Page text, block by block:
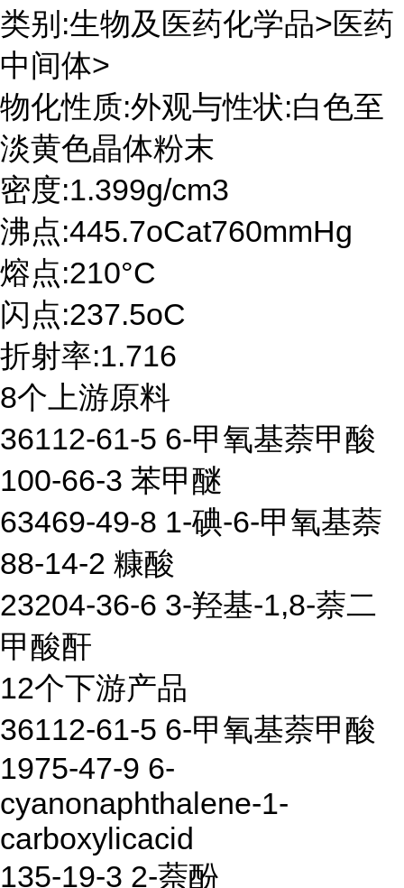
类别:生物及医药化学品>医药
中间体>
物化性质:外观与性状:白色至
淡黄色晶体粉末
密度:1.399g/cm3
沸点:445.7oCat760mmHg
熔点:210°C
闪点:237.5oC
折射率:1.716
8个上游原料
36112-61-5 6-甲氧基萘甲酸
100-66-3 苯甲醚
63469-49-8 1-碘-6-甲氧基萘
88-14-2 糠酸
23204-36-6 3-羟基-1,8-萘二
甲酸酐
12个下游产品
36112-61-5 6-甲氧基萘甲酸
1975-47-9 6-
cyanonaphthalene-1-
carboxylicacid
135-19-3 2-萘酚